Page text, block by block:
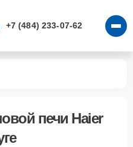
+7 (484) 233-07-62
печи Haier